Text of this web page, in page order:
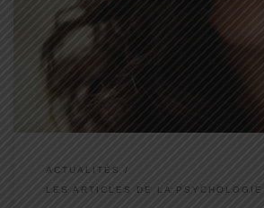
heureux. Ce qui est intéressant, c’est que
sur des études scientifiques, ce qui nous
ça vaut peut-être le coup d’essayer
ACTUALITÉS
LES ARTICLES DE LA